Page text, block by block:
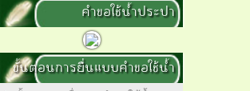
คำขอใช้น้ำประปา
ขั้นตอนการยื่นแบบคำขอใช้น้ำ